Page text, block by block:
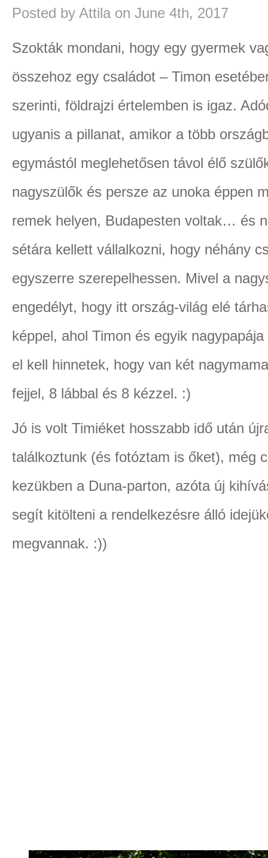
Posted by Attila on June 4th, 2017
Szokták mondani, hogy egy gyermek
összehoz egy családot – Timon
szerinti, földrajzi értelemben is igaz.
ugyanis a pillanat, amikor a több
egymástól meglehetősen távol élő
nagyszülők és persze az unoka éppen
remek helyen, Budapesten voltak… és
sétára kellett vállalkozni, hogy néhány
egyszerre szerepelhessen. Mivel a
engedélyt, hogy itt ország-világ elé
képpel, ahol Timon és egyik
el kell hinnetek, hogy van két
fejjel, 8 lábbal és 8 kézzel. :)
Jó is volt Timiéket hosszabb idő után
találkoztunk (és fotóztam is őket), még
kezükben a Duna-parton, azóta új
segít kitölteni a rendelkezésre álló
megvannak. :))